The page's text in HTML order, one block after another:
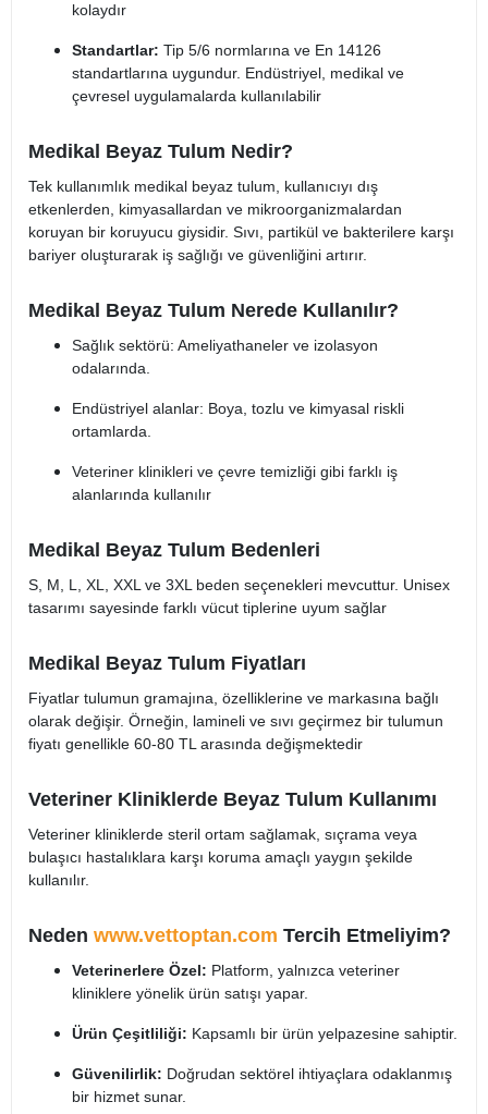
kolaydır​
Standartlar: Tip 5/6 normlarına ve En 14126
standartlarına uygundur. Endüstriyel, medikal ve
çevresel uygulamalarda kullanılabilir​
Medikal Beyaz Tulum Nedir?
Tek kullanımlık medikal beyaz tulum, kullanıcıyı dış
etkenlerden, kimyasallardan ve mikroorganizmalardan
koruyan bir koruyucu giysidir. Sıvı, partikül ve bakterilere karşı
bariyer oluşturarak iş sağlığı ve güvenliğini artırır.
Medikal Beyaz Tulum Nerede Kullanılır?
Sağlık sektörü: Ameliyathaneler ve izolasyon
odalarında.
Endüstriyel alanlar: Boya, tozlu ve kimyasal riskli
ortamlarda.
Veteriner klinikleri ve çevre temizliği gibi farklı iş
alanlarında kullanılır​
Medikal Beyaz Tulum Bedenleri
S, M, L, XL, XXL ve 3XL beden seçenekleri mevcuttur. Unisex
tasarımı sayesinde farklı vücut tiplerine uyum sağlar​
Medikal Beyaz Tulum Fiyatları
Fiyatlar tulumun gramajına, özelliklerine ve markasına bağlı
olarak değişir. Örneğin, lamineli ve sıvı geçirmez bir tulumun
fiyatı genellikle 60-80 TL arasında değişmektedir​
Veteriner Kliniklerde Beyaz Tulum Kullanımı
Veteriner kliniklerde steril ortam sağlamak, sıçrama veya
bulaşıcı hastalıklara karşı koruma amaçlı yaygın şekilde
kullanılır.
Neden www.vettoptan.com Tercih Etmeliyim?
Veterinerlere Özel: Platform, yalnızca veteriner
kliniklere yönelik ürün satışı yapar.
Ürün Çeşitliliği: Kapsamlı bir ürün yelpazesine sahiptir.
Güvenilirlik: Doğrudan sektörel ihtiyaçlara odaklanmış
bir hizmet sunar.